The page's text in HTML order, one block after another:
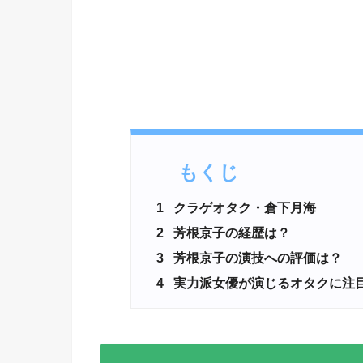
もくじ
1
クラゲオタク・倉下月海
2
芳根京子の経歴は？
3
芳根京子の演技への評価は？
4
実力派女優が演じるオタクに注